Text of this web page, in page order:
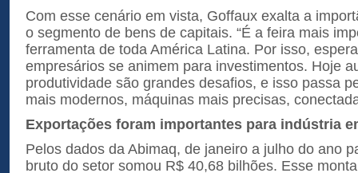
Com esse cenário em vista, Goffaux exalta a
o segmento de bens de capitais. “É a feira mais
ferramenta de toda América Latina. Por isso,
empresários se animem para investimentos. Hoje
produtividade são grandes desafios, e isso passa
mais modernos, máquinas mais precisas,
Exportações foram importantes para indústria
Pelos dados da Abimaq, de janeiro a julho do ano
bruto do setor somou R$ 40,68 bilhões. Esse